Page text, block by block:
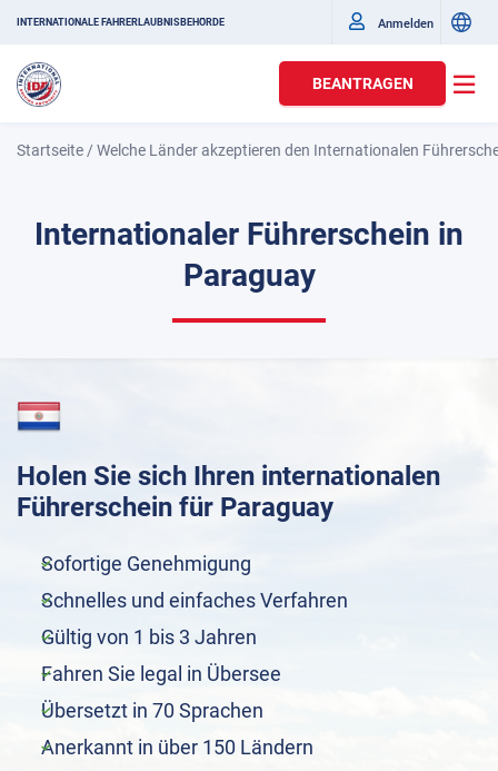
INTERNATIONALE FAHRERLAUBNISBEHÖRDE Anmelden
BEANTRAGEN
Startseite /Welche Länder akzeptieren den Internationalen
Internationaler Führerschein in
Paraguay
Holen Sie sich Ihren internationalen
Führerschein für Paraguay
Sofortige Genehmigung
Schnelles und einfaches Verfahren
Gültig von 1 bis 3 Jahren
Fahren Sie legal in Übersee
Übersetzt in 70 Sprachen
Anerkannt in über 150 Ländern